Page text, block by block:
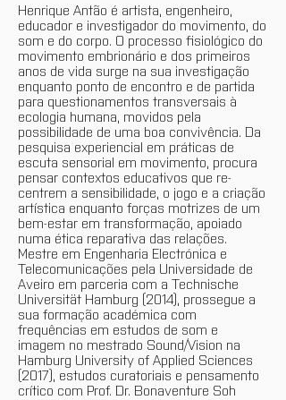
Henrique Antão é artista, engenheiro,
educador e investigador do movimento, do
som e do corpo. O processo fisiológico do
movimento embrionário e dos primeiros
anos de vida surge na sua investigação
enquanto ponto de encontro e de partida
para questionamentos transversais à
ecologia humana, movidos pela
possibilidade de uma boa convivência. Da
pesquisa experiencial em práticas de
escuta sensorial em movimento, procura
pensar contextos educativos que re-
centrem a sensibilidade, o jogo e a criação
artística enquanto forças motrizes de um
bem-estar em transformação, apoiado
numa ética reparativa das relações.
Mestre em Engenharia Electrónica e
Telecomunicações pela Universidade de
Aveiro em parceria com a Technische
Universität Hamburg (2014), prossegue a
sua formação académica com
frequências em estudos de som e
imagem no mestrado Sound/Vision na
Hamburg University of Applied Sciences
(2017), estudos curatoriais e pensamento
crítico com Prof. Dr. Bonaventure Soh